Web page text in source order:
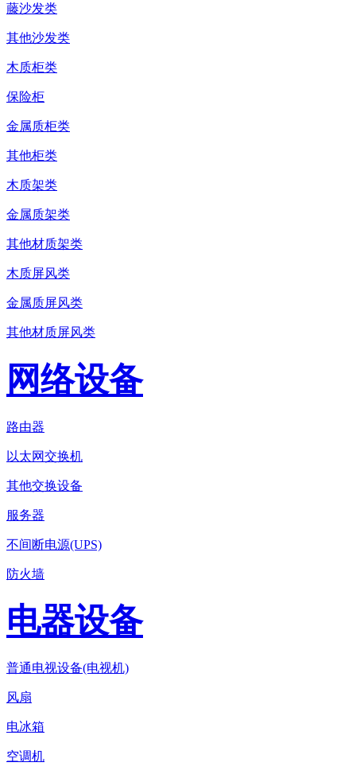
藤沙发类
其他沙发类
木质柜类
保险柜
金属质柜类
其他柜类
木质架类
金属质架类
其他材质架类
木质屏风类
金属质屏风类
其他材质屏风类
网络设备
路由器
以太网交换机
其他交换设备
服务器
不间断电源(UPS)
防火墙
电器设备
普通电视设备(电视机)
风扇
电冰箱
空调机